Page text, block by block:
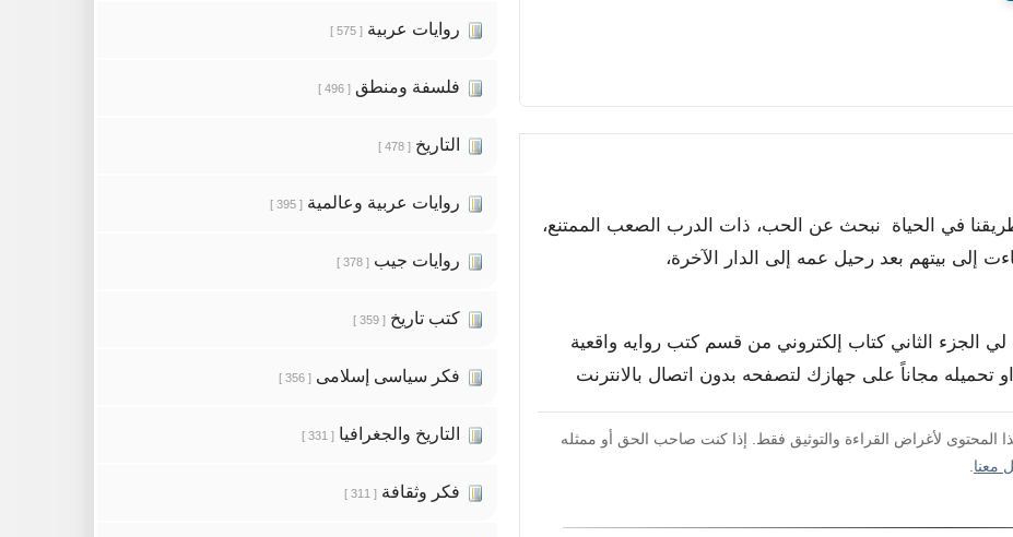
في الحياة نبحث عن الحب، ذات الدرب الصعب الممتنع،
إلى بيتهم بعد رحيل عمه إلى الدار الآخرة،
لي الجزء الثاني كتاب إلكتروني من قسم كتب روايه واقعية
تحميله مجاناً على جهازك لتصفحه بدون اتصال بالانترنت
المحتوى لأغراض القراءة والتوثيق فقط. إذا كنت صاحب الحق أو ممثله
معنا
روايات عربية [ 575 ]
فلسفة ومنطق [ 496 ]
التاريخ [ 478 ]
روايات عربية وعالمية [ 395 ]
روايات جيب [ 378 ]
كتب تاريخ [ 359 ]
فكر سياسى إسلامى [ 356 ]
التاريخ والجغرافيا [ 331 ]
فكر وثقافة [ 311 ]